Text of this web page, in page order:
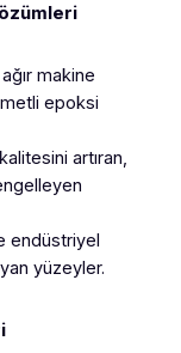
makine
epoksi
artıran,
endüstriyel
yüzeyler.